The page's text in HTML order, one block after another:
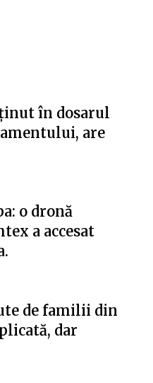
în dosarul
are
o dronă
a accesat
de familii din
dar